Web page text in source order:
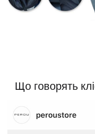
Що говорять